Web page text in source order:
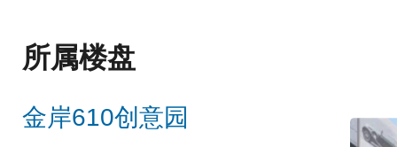
所属楼盘
金岸610创意园